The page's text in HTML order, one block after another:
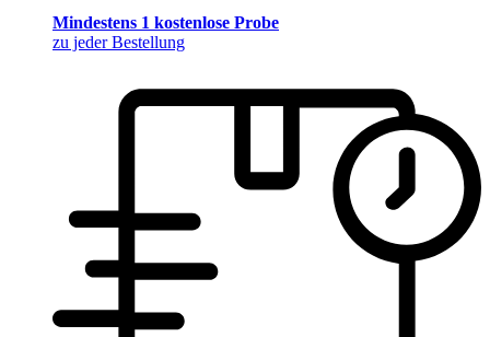
Mindestens 1 kostenlose Probe
zu jeder Bestellung